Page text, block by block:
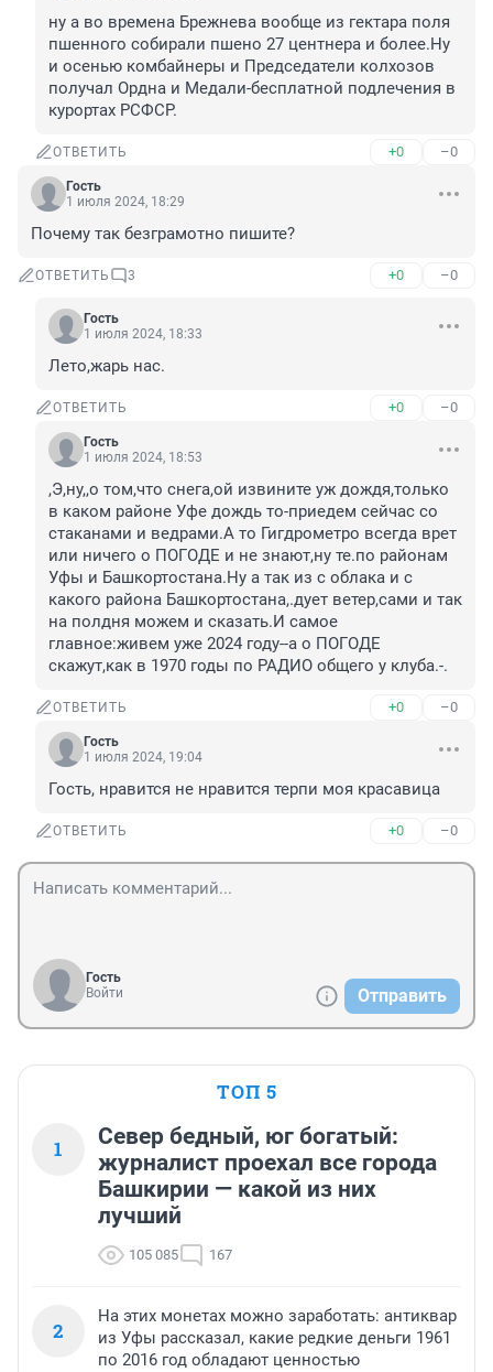
ну а во времена Брежнева вообще из гектара поля
пшенного собирали пшено 27 центнера и более.Ну
и осенью комбайнеры и Председатели колхозов
получал Ордна и Медали-бесплатной подлечения в
курортах РСФСР.
ОТВЕТИТЬ +0 –0
Гость
1 июля 2024, 18:29
Почему так безграмотно пишите?
ОТВЕТИТЬ 3 +0 –0
Гость
1 июля 2024, 18:33
Лето,жарь нас.
ОТВЕТИТЬ +0 –0
Гость
1 июля 2024, 18:53
,Э,ну,,о том,что снега,ой извините уж дождя,только
в каком районе Уфе дождь то-приедем сейчас со
стаканами и ведрами.А то Гигдрометро всегда врет
или ничего о ПОГОДЕ и не знают,ну те.по районам
Уфы и Башкортостана.Ну а так из с облака и с
какого района Башкортостана,.дует ветер,сами и так
на полдня можем и сказать.И самое
главное:живем уже 2024 году--а о ПОГОДЕ
скажут,как в 1970 годы по РАДИО общего у клуба.-.
ОТВЕТИТЬ +0 –0
Гость
1 июля 2024, 19:04
Гость, нравится не нравится терпи моя красавица
ОТВЕТИТЬ +0 –0
Гость
Войти
Отправить
ТОП 5
1
Север бедный, юг богатый:
журналист проехал все города
Башкирии — какой из них
лучший
105 085 167
2
На этих монетах можно заработать: антиквар
из Уфы рассказал, какие редкие деньги 1961
по 2016 год обладают ценностью